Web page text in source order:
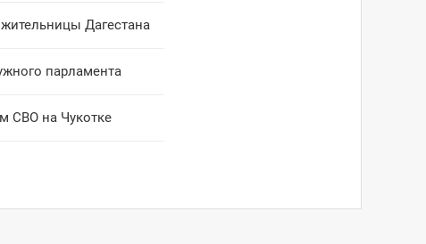
Дагестана
парламента
СВО на Чукотке